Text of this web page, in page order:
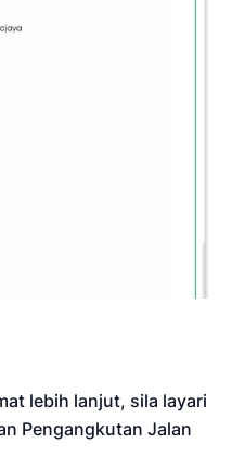
lebih lanjut, sila layari
Pengangkutan Jalan